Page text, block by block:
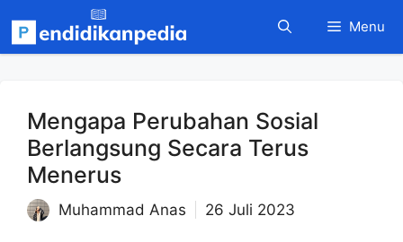
isi
Menu
Mengapa Perubahan Sosial
Berlangsung Secara Terus
Menerus
Muhammad Anas 26 Juli 2023